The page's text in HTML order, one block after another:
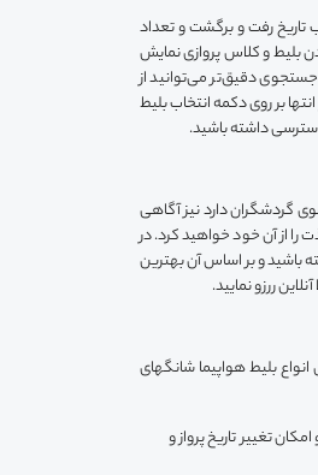
تاریخ رفت و برگشت و تعداد
بلیط و کلاس پروازی نمایش
دقیق‌تر می‌توانید از
بر روی دکمه انتخاب بلیط
داشته باشید.
گردشگران دارد نیز آگاهی
را از آن خود خواهید کرد. در
باشید و بر اساس آن بهترین
ررزو نمایید.
بلیط هواپیما شانگهای
تغییر تاریخ پرواز و